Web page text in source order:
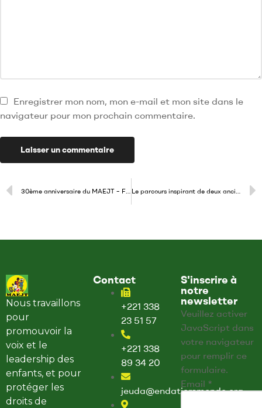
Enregistrer mon nom, mon e-mail et mon site dans le
navigateur pour mon prochain commentaire.
30ème anniversaire du MAEJT – Forum des enfants 2024 Le parcours inspirant de deux anciens membres du MAEJT | Témoignage
Nous travaillons
pour
promouvoir la
voix et le
leadership des
enfants, et pour
protéger les
droits de
Contact
+221 338
23 51 57
+221 338
89 34 20
jeuda@endatiersmonde.org
S'inscrire à
notre
newsletter
Veuillez activer
JavaScript dans
votre navigateur
pour remplir ce
formulaire.
E
m
Email *